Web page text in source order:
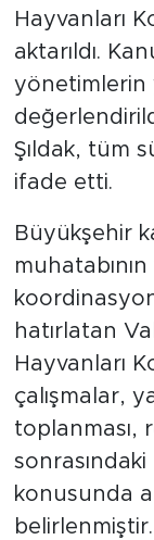
Hayvanları
aktarıldı.
yönetimlerin
Şıldak, tüm
ifade etti.
Büyükşehir
hatırlatan
Hayvanları
çalışmalar,
toplanması,
sonrasındaki
konusunda